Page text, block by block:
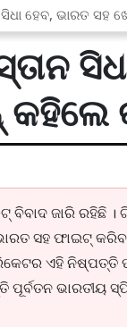
ହେବ, ଭାରତ ସହ
ବିବାଦ ଜାରି ରହିଛି
ସହ ଫାଇଟ୍
ଏହି ନିଷ୍ପତ୍ତି
ପୂର୍ବତନ ଭାରତୀୟ